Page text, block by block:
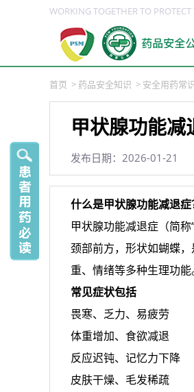
WORKING TOGETHER TO
首页 > 药品安全知识 > 安全用药常
甲状腺功能减
发布日期：2026-01-21
什么是甲状腺功能减退症
甲状腺功能减退症（简
颈部前方，形状如蝴蝶
重、情绪等多种生理功能
常见症状包括
畏寒、乏力、易疲劳
体重增加、食欲减退
反应迟钝、记忆力下降
皮肤干燥、毛发稀疏